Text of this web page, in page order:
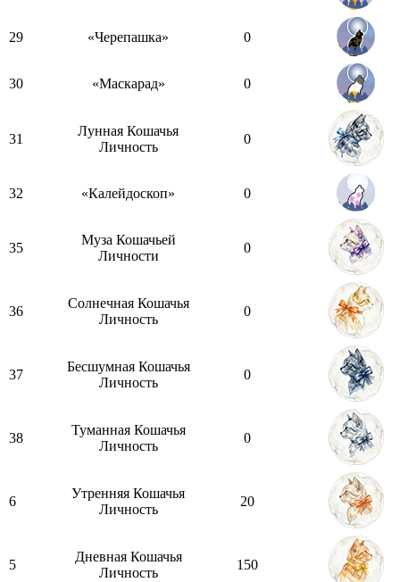
29 «Черепашка» 0
30 «Маскарад» 0
31
Лунная Кошачья
Личность
0
32 «Калейдоскоп» 0
35
Муза Кошачьей
Личности
0
36
Солнечная Кошачья
Личность
0
37
Бесшумная Кошачья
Личность
0
38
Туманная Кошачья
Личность
0
6
Утренняя Кошачья
Личность
20
5
Дневная Кошачья
Личность
150